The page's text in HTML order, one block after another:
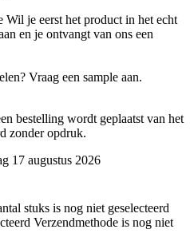
Wil je eerst het product in het echt
en je ontvangt van ons een
Vraag een sample aan.
bestelling wordt geplaatst van het
zonder opdruk.
17 augustus 2026
stuks is nog niet geselecteerd
Verzendmethode is nog niet